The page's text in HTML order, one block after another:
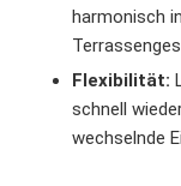
harmonisch
Flexibilität:
schnell
wechselnde